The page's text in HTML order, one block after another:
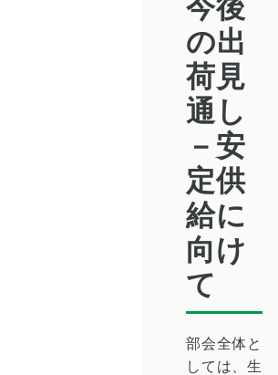
今後
の出
荷見
通し
－安
定供
給に
向け
て
部会全体と
しては、生